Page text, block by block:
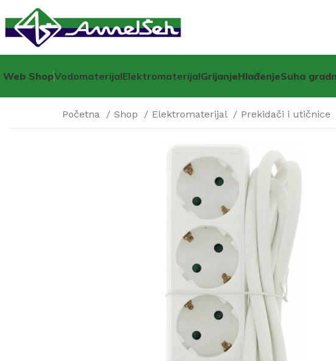
Web ShopVodomaterijalElektromaterijalGrijanjeHlađenjeSuha
Početna Shop Elektromaterijal Prekidači i utičnice